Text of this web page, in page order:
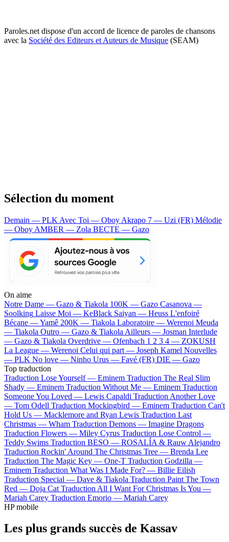
Paroles.net dispose d'un accord de licence de paroles de chansons
avec la Société des Editeurs et Auteurs de Musique (SEAM)
Sélection du moment
Demain — PLK Avec Toi — Oboy Akrapo 7 — Uzi (FR) Mélodie
— Oboy AMBER — Zola BECTE — Gazo
On aime
Notre Dame — Gazo & Tiakola 100K — Gazo Casanova —
Soolking Laisse Moi — KeBlack Saiyan — Heuss L'enfoiré
Bécane —Yamê 200K — Tiakola Laboratoire — Werenoi Meuda
— Tiakola Outro — Gazo & Tiakola Ailleurs — Josman Interlude
— Gazo & Tiakola Overdrive — Ofenbach 1 2 3 4 — ZOKUSH
La League — Werenoi Celui qui part — Joseph Kamel Nouvelles
— PLK No love — Ninho Urus — Favé (FR) DIE — Gazo
Top traduction
Traduction Lose Yourself — Eminem Traduction The Real Slim
Shady — Eminem Traduction Without Me — Eminem Traduction
Someone You Loved — Lewis Capaldi Traduction Another Love
— Tom Odell Traduction Mockingbird — Eminem Traduction Can't
Hold Us — Macklemore and Ryan Lewis Traduction Last
Christmas — Wham Traduction Demons — Imagine Dragons
Traduction Flowers — Miley Cyrus Traduction Lose Control —
Teddy Swims Traduction BESO — ROSALÍA & Rauw Alejandro
Traduction Rockin' Around The Christmas Tree — Brenda Lee
Traduction The Magic Key — One-T Traduction Godzilla —
Eminem Traduction What Was I Made For? — Billie Eilish
Traduction Special — Dave & Tiakola Traduction Paint The Town
Red — Doja Cat Traduction All I Want For Christmas Is You —
Mariah Carey Traduction Emorio — Mariah Carey
HP mobile
Les plus grands succès de Kassav